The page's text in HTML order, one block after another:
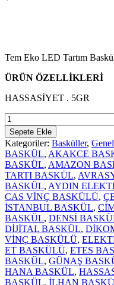
Tem Eko LED Tartım
ÜRÜN ÖZELLİKLERİ
HASSASİYET . 5GR
TEM
EKO
LCD
15kg
28×35
BASKÜL
adet
Sepete Ekle
Kategoriler: Basküller, Genel
BASKÜL, AKAKCE
BASKÜL, AMAZON
TARTI BASKÜL,
BASKÜL, AYDIN
CAS VİNÇ BASKÜLÜ,
İSTANBUL BASKÜL,
BASKÜL, DENSİ
DİJİTAL BASKÜL,
VİNÇ BASKÜLÜ,
ET BASKÜLÜ, ETES
BASKÜL, GÜNAŞ
HANA BASKÜL,
BASKÜL, İLHAN